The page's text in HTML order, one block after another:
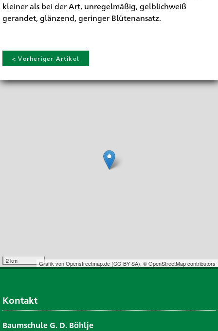
kleiner als bei der Art, unregelmäßig, gelblichweiß
gerandet, glänzend, geringer Blütenansatz.
< Vorheriger Artikel
2 km Grafik vonOpenstreetmap.de (CC-BY-SA), © OpenStreetMap contributors
Kontakt
Baumschule G. D. Böhlje